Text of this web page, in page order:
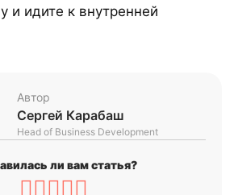
и идите к внутренней
Автор
Сергей Карабаш
Head of Business Development
ли вам статья?